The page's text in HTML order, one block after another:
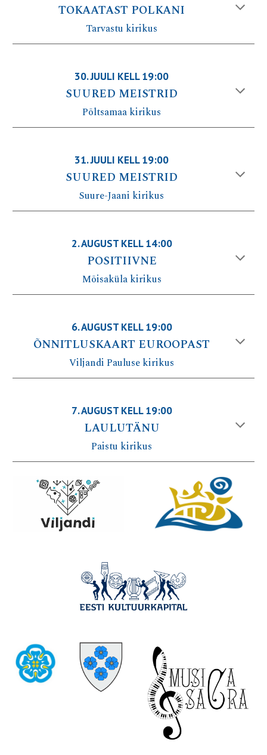
TOKAATAST POLKANI
Tarvastu kirikus
30.JUULI KELL 19:00
SUURED MEISTRID
Põltsamaa kirikus
31.JUULI KELL 19:00
SUURED MEISTRID
Suure-Jaani kirikus
2. AUGUST KELL 14:00
POSITIIVNE
Mõisaküla kirikus
6. AUGUST KELL 19:00
ÕNNITLUSKAART EUROOPAST
Viljandi Pauluse kirikus
7. AUGUST KELL 19:00
LAULUTÄNU
Paistu kirikus